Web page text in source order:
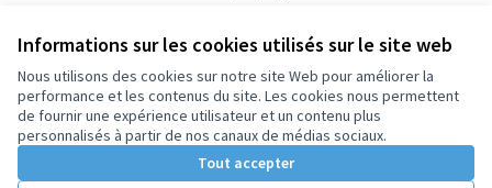
Informations sur les cookies utilisés sur le site web
Nous utilisons des cookies sur notre site Web pour améliorer la
performance et les contenus du site. Les cookies nous permettent
de fournir une expérience utilisateur et un contenu plus
personnalisés à partir de nos canaux de médias sociaux.
Tout accepter
Conditions d'utilisation
Paramètres des cookies